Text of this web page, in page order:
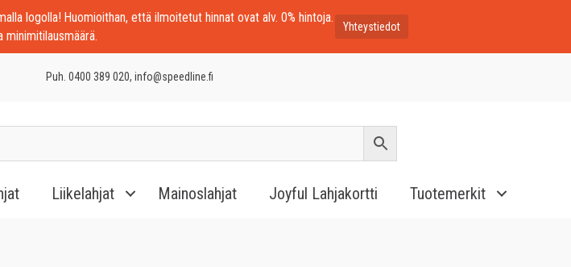
logolla! Huomioithan, että ilmoitetut hinnat ovat alv. 0% hintoja.
Yhteystiedot
Puh. 0400 389 020, info@speedline.fi
Liikelahjat Mainoslahjat Joyful Lahjakortti Tuotemerkit